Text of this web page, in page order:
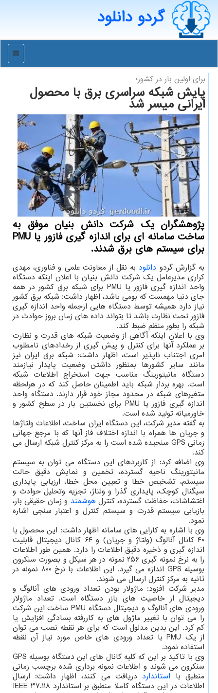
گردو دانلود
منو
برای اولین بار در كشور؛
پایش شبکه سراسری برق با محصول
ایرانی میسر شد
پژوهشگران یک شرکت دانش بنیان موفق به
ساخت سامانه ای برای اندازه گیری فازور یا PMU
برای سیستم های برق شدند.
به گزارش گردو دانلود به نقل از معاونت علمی و فناوری، مهدی
کراری مدیرعامل یک شرکت دانش بنیان با اعلان اینکه دستگاه
واحد اندازه گیری فازور یا PMU برای شبکه برق کشور در همه
جای دنیا مهمست که بومی باشد، اظهار داشت: شبکه برق کشور
نیاز دارد همیشه توسط دستگاه هایی ازجمله واحد اندازه گیری
فازور تحت نظارت باشد تا بتواند داده های زمان بروز حوادث در
شبکه را بطور منظم ضبط کند.
وی با اعلان اینکه آگاهی از وضعیت شبکه های قدرت و نظارت
بر عملکرد آنها برای کنترل و پیش گیری از رخدادهای نامطلوب
امری اجتناب ناپذیر است، اظهار داشت: شبکه برق ایران نیز
مانند سایر کشورها بمنظور داشتن وضعیت پایدار نیازمند
دستگاه مانیتورینگ مناسب جهت استخراج اطلاعات شبکه
است. بهره بردار شبکه باید اطمینان حاصل کند که در هرلحظه
متغیرهای شبکه در محدود مجاز خود قرار دارند. دستگاه واحد
اندازه گیری فازور یا PMU برای نخستین بار در سطح کشور و
خاورمیانه تولید شده است.
به گفته مدیر شرکت، این دستگاه ایران ساخت، اطلاعات ولتاژها
و جریان ها همراه با اندازه اختلاف فاز آنها که با مرجع جهانی
زمانی GPS سنجیده شده است را به مرکز کنترل شبکه ارسال می
کند.
وی اضافه کرد: از کاربردهای این دستگاه می توان به سیستم
مانیتورینگ ناحیه گسترده، تخمین و نمایش دقیق حالت
سیستم، تشخیص خطا و تعیین محل خطا، ارزیابی پایداری
سیگنال کوچک، پایداری گذرا و ولتاژ، تجزیه وتحلیل حوادث و
اغتشاشات، حفاظت گسترده، کنترل هوشمند و زمان حقیقی بار،
بازیابی سیستم قدرت و سیستم کنترل و اعتبار سنجی اشاره
نمود.
وی با اشاره به کارایی های سامانه اظهار داشت: این محصول با
۴۰ کانال آنالوگ (ولتاژ و جریان) و ۶۴ کانال دیجیتال قابلیت
اندازه گیری و ذخیره دقیق اطلاعات را دارد. همین طور اطلاعات
را به نرخ نمونه گیری ۲۵۶ نمونه در هر سیکل و بصورت سنکرون
بوسیله GPS اندازه می گیرد. این اطلاعات با نرخ ۸۰۰ نمونه در
ثانیه به مرکز کنترل ارسال می شوند.
مدیر شرکت افزود: ماژولار بودن تعداد ورودی های آنالوگ و
دیجیتال از خاصیت های بازر دستگاه است. تعداد ماژولار
ورودی های آنالوگ و دیجیتال دستگاه PMU ساخت این شرکت
را می توان با تغییر ماژول های به کاررفته بسادگی افزایش یا
کم کرد. این بدین مدلول است که برای هر نقطه نصب می توان
از یک PMU با تعداد ورودی های خاص مورد نیاز آن نقطه
استفاده نمود.
وی با تاکید بر این که کلیه کانال های این دستگاه بوسیله GPS
سنکرون می شوند و اطلاعات نمونه برداری شده برچسب زمانی
منطبق با استاندارد دریافت می کنند، اظهار داشت: ارسال
اطلاعات در این دستگاه کاملاً منطبق بر استاندارد IEEE ۳۷.۱۱۸